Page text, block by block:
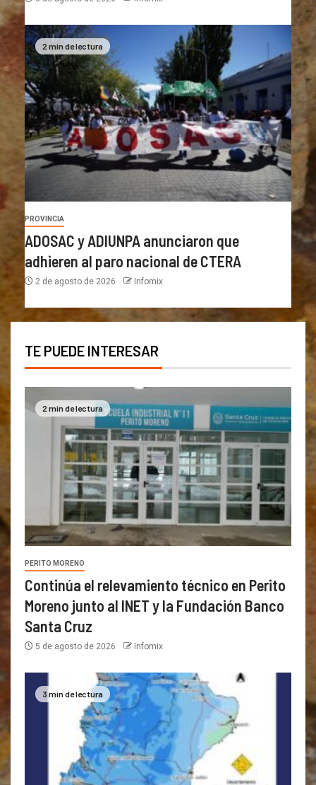
2 min de lectura
PROVINCIA
ADOSAC y ADIUNPA anunciaron que
adhieren al paro nacional de CTERA
2 de agosto de 2026 Infomix
TE PUEDE INTERESAR
2 min de lectura
PERITO MORENO
Continúa el relevamiento técnico en Perito
Moreno junto al INET y la Fundación Banco
Santa Cruz
5 de agosto de 2026 Infomix
3 min de lectura